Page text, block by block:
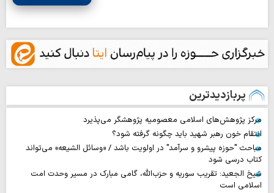
پربازدیدترین
مرکز پژوهش‌های اسلامی معصومیه پژوهشگر می‌پذیرد
انتقام خون رهبر شهید باید چگونه گرفته شود؟
مباحث "حوزه پیشرو و سرآمد" در اولویت باشد / «وسائل الشیعه» می‌تواند
کتاب درسی شود
شیخ الجعید: تقریب سوریه و حزب‌الله، گامی مبارک در مسیر وحدت امت
اسلامی است